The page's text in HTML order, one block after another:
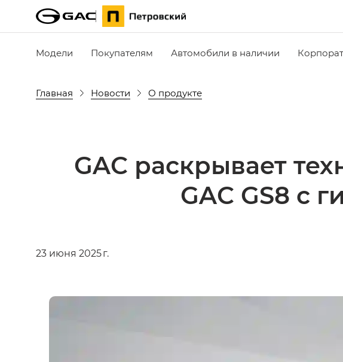
Модели Покупателям Автомобили в наличии
Главная Новости О продукте
GAC раскрывает
GAC GS8 c
23 июня 2025 г.